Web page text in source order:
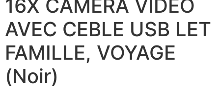
16X CAMÉRA VIDÉO
AVEC CEBLE USB LET
FAMILLE, VOYAGE
(Noir)